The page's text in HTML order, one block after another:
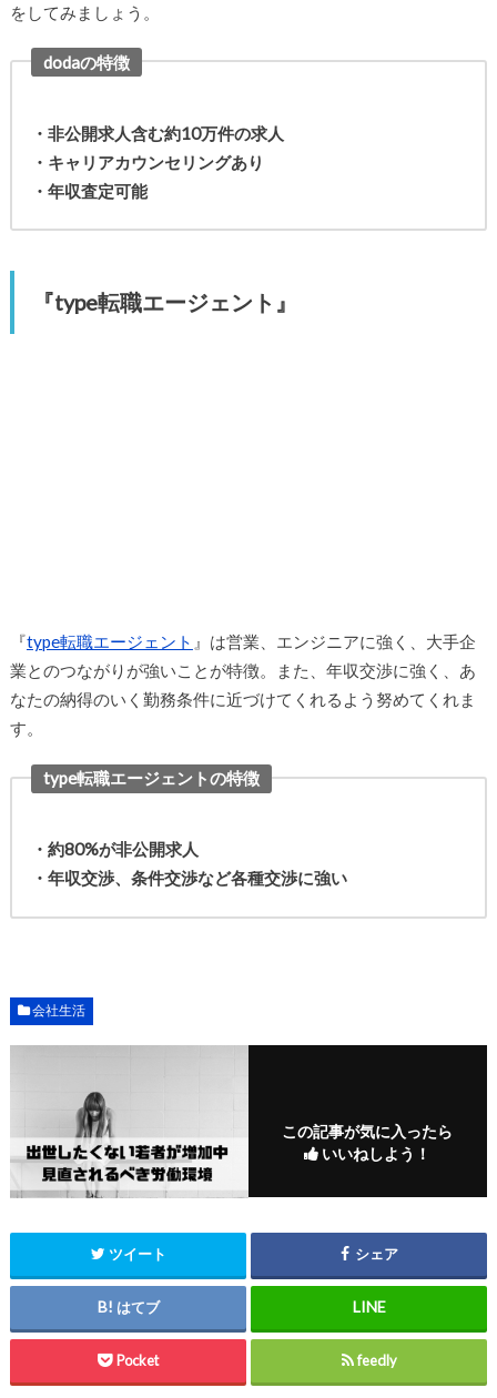
をしてみましょう。
dodaの特徴
・非公開求人含む約10万件の求人
・キャリアカウンセリングあり
・年収査定可能
『type転職エージェント』
『type転職エージェント 』は営業、エンジニアに強く、大手企
業とのつながりが強いことが特徴。また、年収交渉に強く、あ
なたの納得のいく勤務条件に近づけてくれるよう努めてくれま
す。
type転職エージェントの特徴
・約80%が非公開求人
・年収交渉、条件交渉など各種交渉に強い
会社生活
この記事が気に入ったら
いいねしよう！
ツイート シェア
はてブ
Pocket feedly